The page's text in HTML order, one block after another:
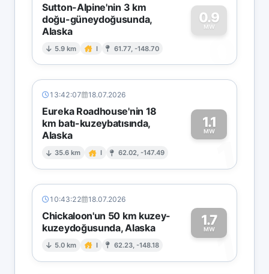
Sutton-Alpine'nin 3 km
doğu-güneydoğusunda,
Alaska
5.9 km I 61.77, -148.70
0.9
MW
0
13:42:07 18.07.2026
Eureka Roadhouse'nin 18
km batı-kuzeybatısında,
Alaska
35.6 km I 62.02, -147.49
1.1
MW
1
10:43:22 18.07.2026
Chickaloon'un 50 km kuzey-
kuzeydoğusunda, Alaska
5.0 km I 62.23, -148.18
1.7
MW1